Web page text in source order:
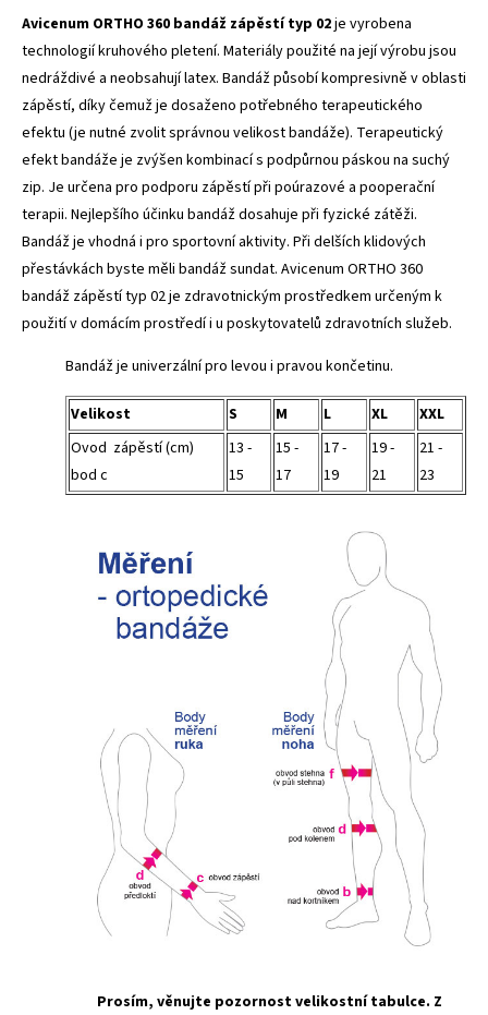
Avicenum ORTHO 360 bandáž zápěstí typ 02je vyrobena
technologií kruhového pletení. Materiály použité na její výrobu jsou
nedráždivé a neobsahují latex. Bandáž působí kompresivně v oblasti
zápěstí, díky čemuž je dosaženo potřebného terapeutického
efektu (je nutné zvolit správnou velikost bandáže). Terapeutický
efekt bandáže je zvýšen kombinací s podpůrnou páskou na suchý
zip. Je určena pro podporu zápěstí při poúrazové a pooperační
terapii. Nejlepšího účinku bandáž dosahuje při fyzické zátěži.
Bandáž je vhodná i pro sportovní aktivity. Při delších klidových
přestávkách byste měli bandáž sundat. Avicenum ORTHO 360
bandáž zápěstí typ 02 je zdravotnickým prostředkem určeným k
použití v domácím prostředí i u poskytovatelů zdravotních služeb.
Bandáž je univerzální pro levou i pravou končetinu.
Velikost S M L XL
XXL
Ovod zápěstí (cm)
bod c
13 -
15
15 -
17
17 -
19
19 -
21
21 -
23
Prosím, věnujte pozornost velikostní tabulce. Z